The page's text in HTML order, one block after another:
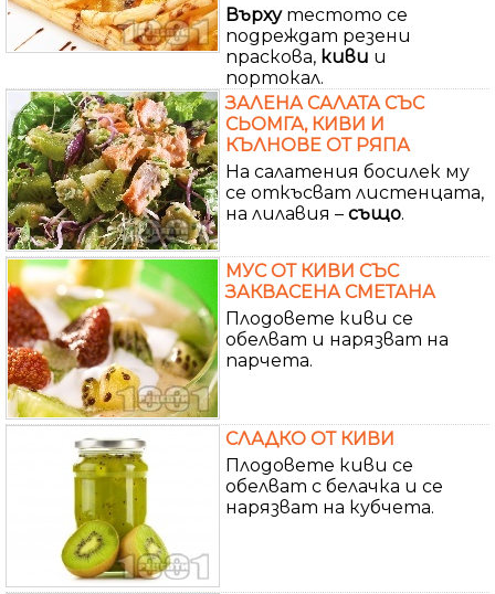
Върхутестото се
подреждат резени
праскова, киви и
портокал.
ЗАЛЕНА САЛАТА СЪС
СЬОМГА, КИВИ И
КЪЛНОВЕ ОТ РЯПА
На салатения босилек му
се откъсват листенцата,
на лилавия – също.
МУС ОТ КИВИ СЪС
ЗАКВАСЕНА СМЕТАНА
Плодовете киви се
обелват и нарязват на
парчета.
СЛАДКО ОТ КИВИ
Плодовете киви се
обелват с белачка и се
нарязват на кубчета.